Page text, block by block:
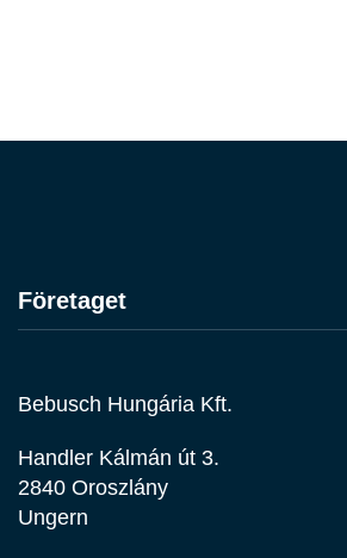
Företaget
Bebusch Hungária Kft.
Handler Kálmán út 3.
2840 Oroszlány
Ungern